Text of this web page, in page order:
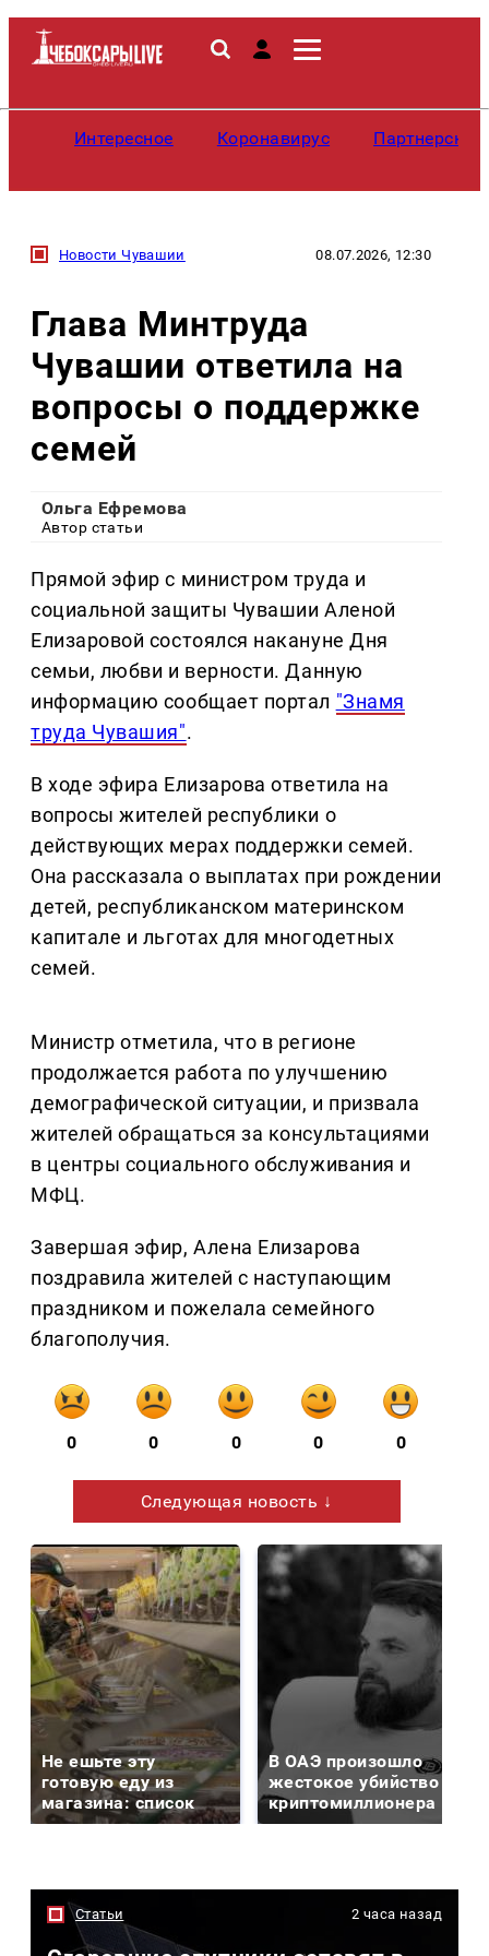
Интересное Коронавирус
Новости Чувашии 08.07.2026, 12:30
Глава Минтруда
Чувашии ответила на
вопросы о поддержке
семей
Ольга Ефремова
Автор статьи
Прямой эфир с министром труда и
социальной защиты Чувашии Аленой
Елизаровой состоялся накануне Дня
семьи, любви и верности. Данную
информацию сообщает портал "Знамя
труда Чувашия".
В ходе эфира Елизарова ответила на
вопросы жителей республики о
действующих мерах поддержки семей.
Она рассказала о выплатах при рождении
детей, республиканском материнском
капитале и льготах для многодетных
семей.
Министр отметила, что в регионе
продолжается работа по улучшению
демографической ситуации, и призвала
жителей обращаться за консультациями
в центры социального обслуживания и
МФЦ.
Завершая эфир, Алена Елизарова
поздравила жителей с наступающим
праздником и пожелала семейного
благополучия.
0 0 0 0 0
Следующая новость ↓
Не ешьте эту
готовую еду из
магазина: список
В ОАЭ произошло
жестокое убийство
криптомиллионера
Статьи 2 часа назад